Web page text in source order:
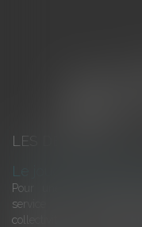
LES DERNIÈRES
Le joug léger des
Pour une gestion
service du
collectivités Le